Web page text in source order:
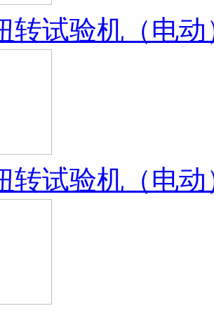
转试验机（电动
转试验机（电动